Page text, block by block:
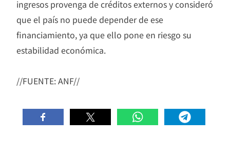
ingresos provenga de créditos externos y consideró
que el país no puede depender de ese
financiamiento, ya que ello pone en riesgo su
estabilidad económica.
//FUENTE: ANF//